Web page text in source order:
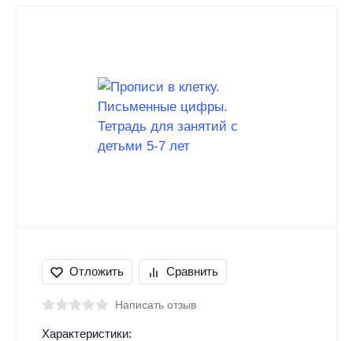
Отложить Сравнить
Написать отзыв
Характеристики: